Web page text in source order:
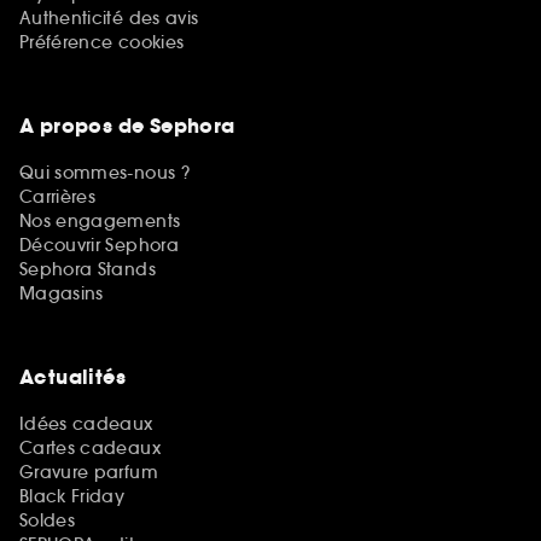
Authenticité des avis
Préférence cookies
A propos de Sephora
Qui sommes-nous ?
Carrières
Nos engagements
Découvrir Sephora
Sephora Stands
Magasins
Actualités
Idées cadeaux
Cartes cadeaux
Gravure parfum
Black Friday
Soldes